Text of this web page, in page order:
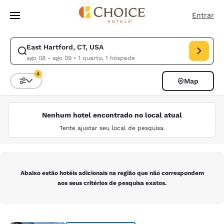
Pular Para Conteúdo Principal
Entrar
East Hartford, CT, USA
ago 08 - ago 09• 1 quarto, 1 hóspede
Modificar pesquisa para East Hartford, CT, USA. Data de check-in
Classificar e filtrar
4
Map
Nenhum hotel encontrado no local atual
Tente ajustar seu local de pesquisa.
Abaixo estão hotéis adicionais na região que não correspondem
aos seus critérios de pesquisa exatos.